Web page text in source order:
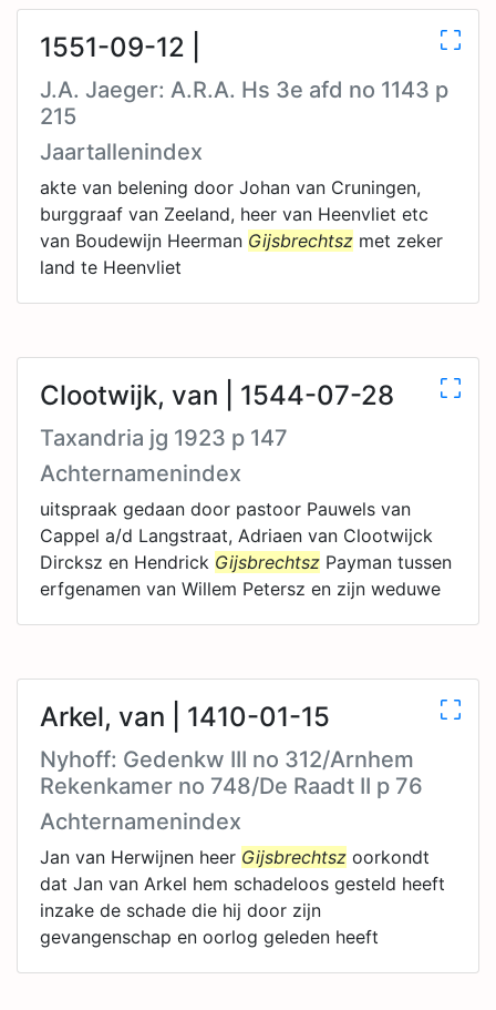
1551-09-12 |
J.A. Jaeger: A.R.A. Hs 3e afd no 1143 p
215
Jaartallenindex
akte van belening door Johan van Cruningen,
burggraaf van Zeeland, heer van Heenvliet etc
van Boudewijn Heerman Gijsbrechtsz met zeker
land te Heenvliet
Clootwijk, van | 1544-07-28
Taxandria jg 1923 p 147
Achternamenindex
uitspraak gedaan door pastoor Pauwels van
Cappel a/d Langstraat, Adriaen van Clootwijck
Dircksz en Hendrick Gijsbrechtsz Payman tussen
erfgenamen van Willem Petersz en zijn weduwe
Arkel, van | 1410-01-15
Nyhoff: Gedenkw III no 312/Arnhem
Rekenkamer no 748/De Raadt II p 76
Achternamenindex
Jan van Herwijnen heer Gijsbrechtsz oorkondt
dat Jan van Arkel hem schadeloos gesteld heeft
inzake de schade die hij door zijn
gevangenschap en oorlog geleden heeft